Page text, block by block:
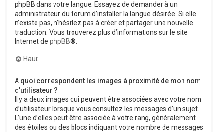
phpBB dans votre langue. Essayez de demander à un
administrateur du forum d’installer la langue désirée. Si elle
n’existe pas, n’hésitez pas à créer et partager une nouvelle
traduction. Vous trouverez plus d’informations sur le site
Internet de phpBB®.
Haut
A quoi correspondent les images à proximité de mon nom
d’utilisateur ?
Il y a deux images qui peuvent être associées avec votre nom
d’utilisateur lorsque vous consultez les messages d’un sujet.
L’une d’elles peut être associée à votre rang, généralement
des étoiles ou des blocs indiquant votre nombre de messages